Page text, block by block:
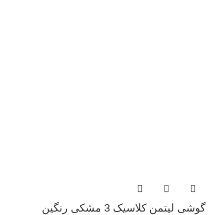
گوشی لیتمن کلاسیک 3 مشکی رنگین